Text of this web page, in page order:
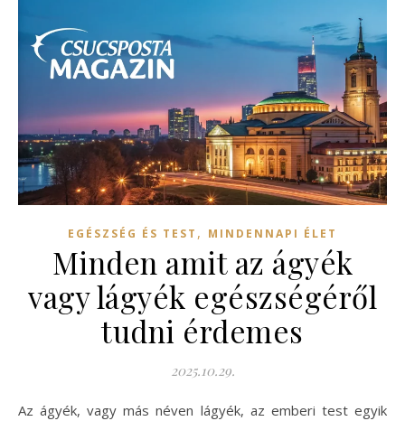
EGÉSZSÉG ÉS TEST , MINDENNAPI ÉLET
Minden amit az ágyék
vagy lágyék egészségéről
tudni érdemes
2025.10.29.
Az ágyék, vagy más néven lágyék, az emberi test egyik